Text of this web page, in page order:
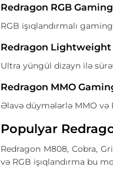
Redragon RGB
RGB işıqlandırmalı
Redragon Lightweight
Ultra yüngül dizayn ilə
Redragon MMO
Əlavə düymələrlə MMO və
Populyar
Redragon M808, Cobra,
və RGB işıqlandırma bu